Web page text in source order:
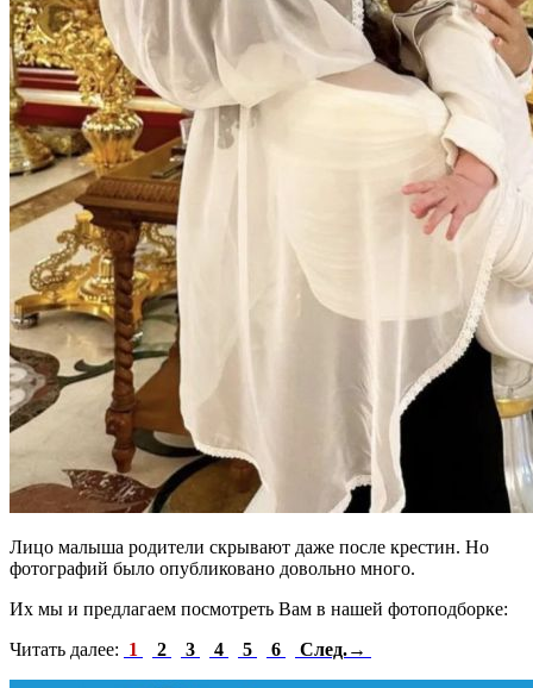
Лицо малыша родители скрывают даже после крестин. Но
фотографий было опубликовано довольно много.
Их мы и предлагаем посмотреть Вам в нашей фотоподборке:
Читать далее: 1 2 3 4 5 6 След.→